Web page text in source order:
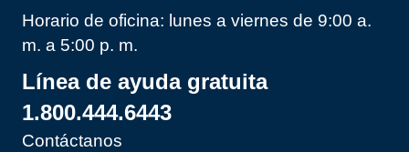
Horario de oficina: lunes a viernes de 9:00 a.
m. a 5:00 p. m.
Línea de ayuda gratuita
1.800.444.6443
Contáctanos